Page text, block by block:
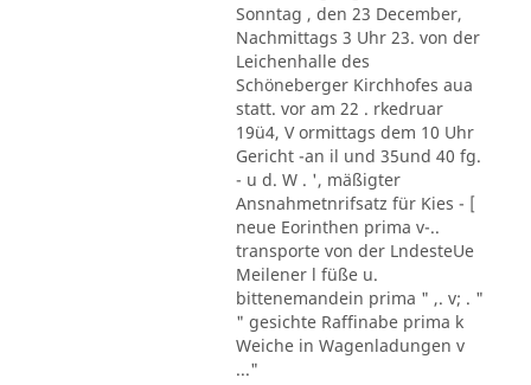
Sonntag , den 23 December,
Nachmittags 3 Uhr 23. von der
Leichenhalle des
Schöneberger Kirchhofes aua
statt. vor am 22 . rkedruar
19ü4, V ormittags dem 10 Uhr
Gericht -an il und 35und 40 fg.
- u d. W . ', mäßigter
Ansnahmetnrifsatz für Kies - [
neue Eorinthen prima v-..
transporte von der LndesteUe
Meilener l füße u.
bittenemandein prima " ,. v; . "
" gesichte Raffinabe prima k
Weiche in Wagenladungen v
..."